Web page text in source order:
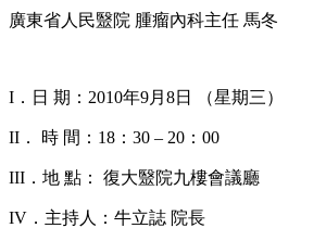
廣東省人民毉院 腫瘤內科主任 馬冬
I．日 期：2010年9月8日 （星期三）
II． 時 間：18：30 – 20：00
III．地 點： 復大毉院九樓會議廳
IV．主持人：牛立誌 院長